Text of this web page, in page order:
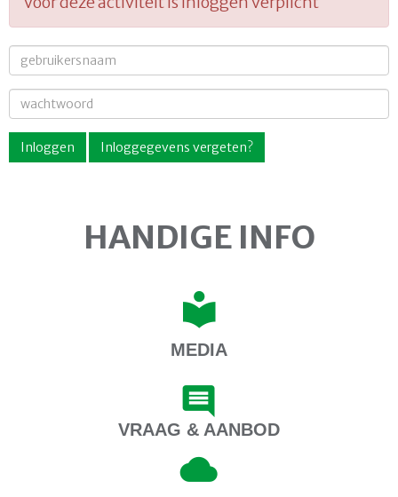
Inloggen Inloggegevens vergeten?
HANDIGE INFO
MEDIA
VRAAG & AANBOD